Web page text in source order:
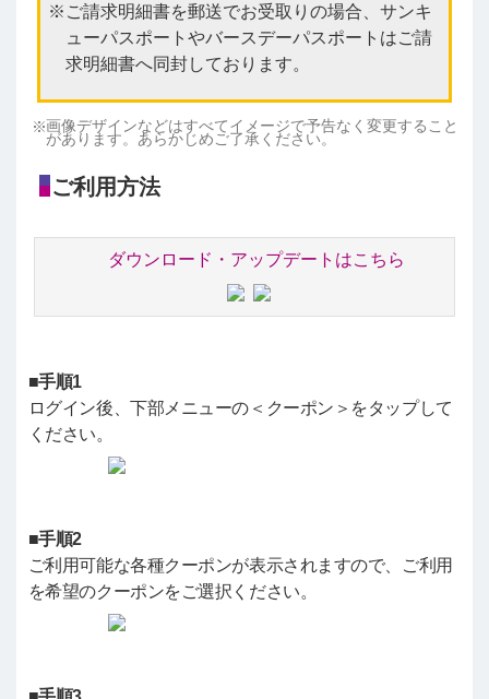
ご請求明細書を郵送でお受取りの場合、サンキ
ューパスポートやバースデーパスポートはご請
求明細書へ同封しております。
画像デザインなどはすべてイメージで予告なく変更すること
があります。あらかじめご了承ください。
ご利用方法
ダウンロード・アップデートはこちら
■手順1
ログイン後、下部メニューの＜クーポン＞をタップして
ください。
■手順2
ご利用可能な各種クーポンが表示されますので、ご利用
を希望のクーポンをご選択ください。